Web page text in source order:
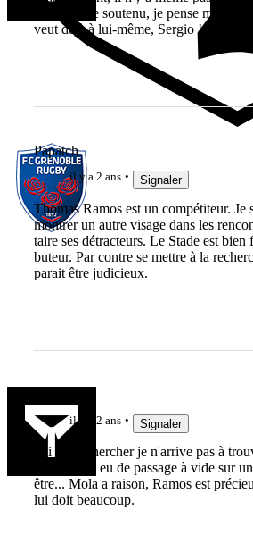
qu'il va être soutenu, je pense même
veut déjà à lui-même, Sergio !
Papatch
il y a 2 ans Signaler
Thomas Ramos est un compétiteur. Je
montrer un autre visage dans les
taire ses détracteurs. Le Stade est
buteur. Par contre se mettre à la
parait être judicieux.
il y a 2 ans Signaler
J'ai beau chercher je n'arrive pas à
n'ait jamais eu de passage à vide sur
être... Mola a raison, Ramos est
lui doit beaucoup.